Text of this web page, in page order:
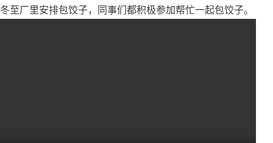
冬至厂里安排包饺子，同事们都积极参加帮忙一起包饺子。